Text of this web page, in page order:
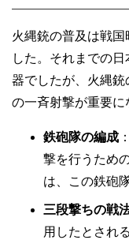
火縄銃の普及は戦
した。それまでの
器でしたが、火縄
の一斉射撃が重要に
鉄砲隊の編成
撃を行うため
は、この鉄砲
三段撃ちの戦
用したとされ